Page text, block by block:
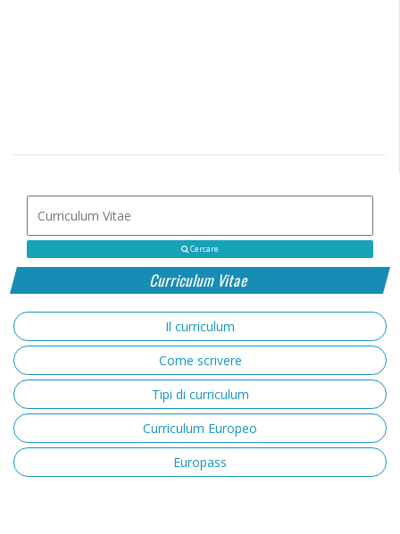
Cercare
Curriculum Vitae
Il curriculum
Come scrivere
Tipi di curriculum
Curriculum Europeo
Europass